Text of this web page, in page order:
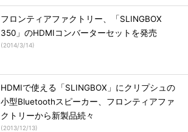
フロンティアファクトリー、「SLINGBOX
350」のHDMIコンバーターセットを発売
(2014/3/14)
HDMIで使える「SLINGBOX」にクリプシュの
小型Bluetoothスピーカー、フロンティアファ
クトリーから新製品続々
(2013/12/13)